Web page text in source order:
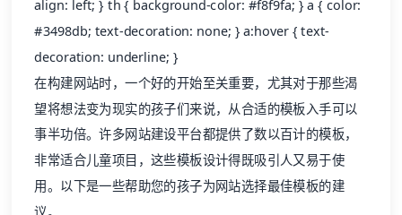
align: left; } th { background-color: #f8f9fa; } a { color:
#3498db; text-decoration: none; } a:hover { text-
decoration: underline; }
在构建网站时，一个好的开始至关重要，尤其对于那些渴
望将想法变为现实的孩子们来说，从合适的模板入手可以
事半功倍。许多网站建设平台都提供了数以百计的模板，
非常适合儿童项目，这些模板设计得既吸引人又易于使
用。以下是一些帮助您的孩子为网站选择最佳模板的建